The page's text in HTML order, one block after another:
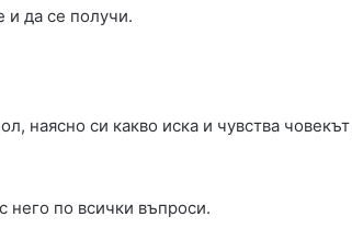
и да се получи.
наясно си какво иска и чувства
него по всички въпроси.